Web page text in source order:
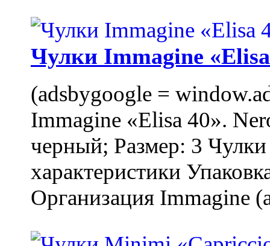
Чулки Immagine
(adsbygoogle =
Immagine «Elisa 40».
черный; Размер: 3
характеристики
Организация Immagine